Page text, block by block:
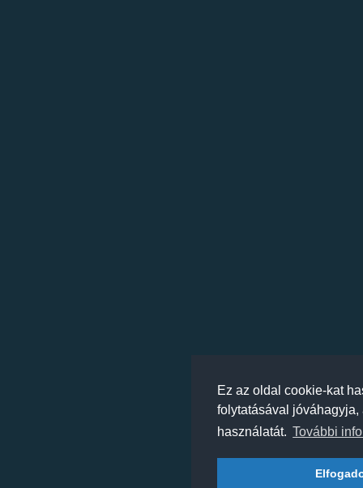
Ez az oldal cookie-kat
folytatásával jóváhagyja,
használatát. További